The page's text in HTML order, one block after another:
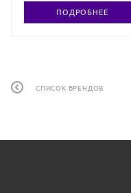
ПОДРОБНЕЕ
СПИСОК БРЕНДОВ